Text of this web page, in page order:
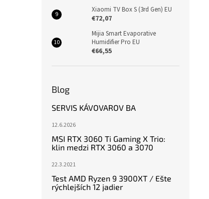
Xiaomi TV Box S (3rd Gen) EU
€72,07
Mijia Smart Evaporative
Humidifier Pro EU
€66,55
Blog
SERVIS KÁVOVAROV BA
12.6.2026
MSI RTX 3060 Ti Gaming X Trio:
klin medzi RTX 3060 a 3070
22.3.2021
Test AMD Ryzen 9 3900XT / Ešte
rýchlejších 12 jadier